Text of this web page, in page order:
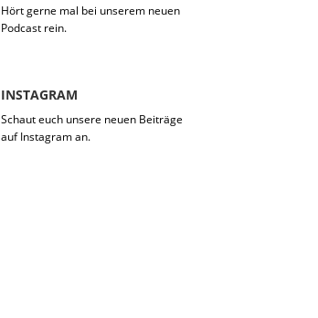
Hört gerne mal bei unserem neuen
Podcast rein.
INSTAGRAM
Schaut euch unsere neuen Beiträge
auf Instagram an.